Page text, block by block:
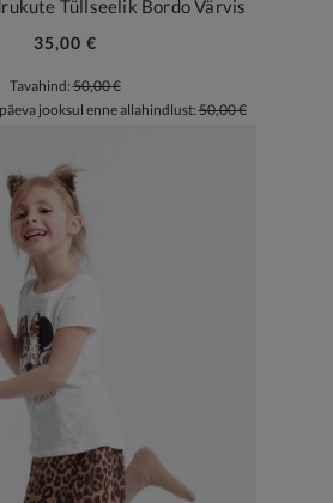
Tüllseelik Bordo Värvis
35,00 €
Tavahind:50,00 €
jooksul enne allahindlust:50,00 €